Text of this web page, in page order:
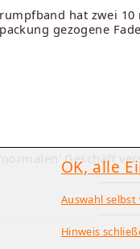
hat zwei
gezogene
Geschäft
OK, alle
Auswahl
Hinweis